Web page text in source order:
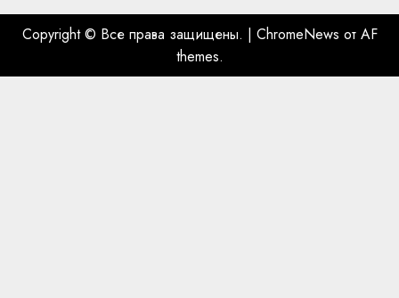
Copyright © Все права защищены. | ChromeNews от AF
themes.